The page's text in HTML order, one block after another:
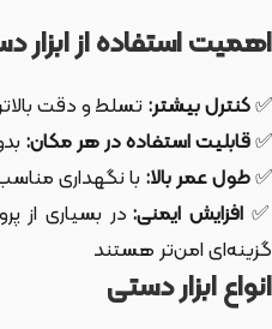
اهمیت استفاده از
✅کنترل بیشتر: تسلط و دقت
✅قابلیت استفاده در هر مکان:
✅طول عمر بالا: با نگهداری
✅ افزایش ایمنی: در بسیاری از
گزینه‌ای امن‌تر هستند
انواع ابزار دستی